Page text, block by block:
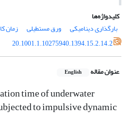
کلیدواژه‌ها
بارگذاری دینامیکی
ورق مستطیلی زمان
20.1001.1.10275940.1394.15.2.14.2
عنوان مقاله English
time of underwater
to impulsive dynamic